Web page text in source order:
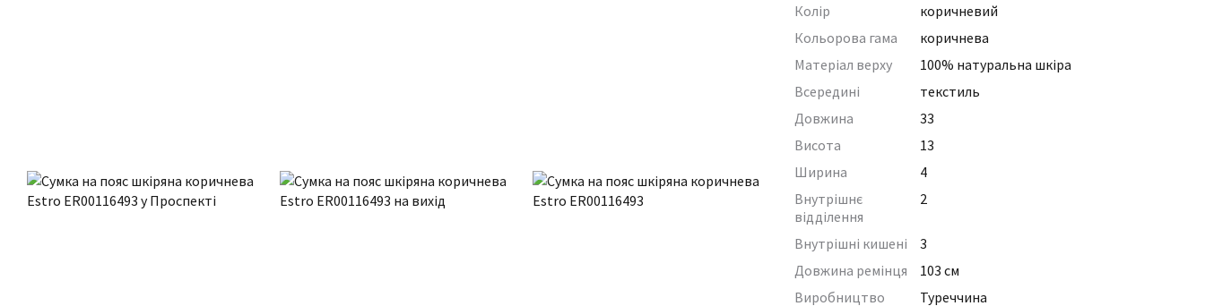
Колір
коричневий
Кольорова гама
коричнева
Матеріал верху
100% натуральна шкіра
Всередині
текстиль
Довжина
33
Висота
13
Ширина
4
Внутрішнє
відділення
2
Внутрішні кишені
3
Довжина ремінця
103 см
Виробництво
Туреччина